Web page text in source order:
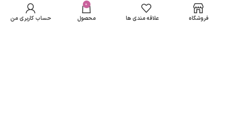
مسیرهای ارتباطی
چرب و مختلط
تومان
باشد فروشگاه علاقه مندی ها
0
محصول حساب کاربری من